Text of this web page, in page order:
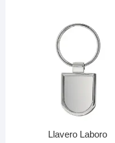
Llavero Laboro